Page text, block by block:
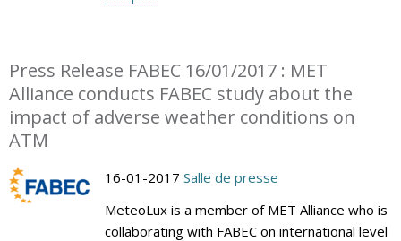
Press Release FABEC 16/01/2017 : MET
Alliance conducts FABEC study about the
impact of adverse weather conditions on
ATM
16-01-2017 Salle de presse
MeteoLux is a member of MET Alliance who is
collaborating with FABEC on international level